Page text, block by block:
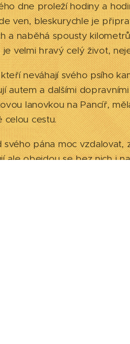
dne proleží hodiny a
ven, bleskurychle je
a naběhá spousty
velmi hravý celý život,
neváhají svého psího
autem a dalšími
lanovkou na Pancíř,
celou cestu.
pána moc vzdalovat,
ale obejdou se bez nich i